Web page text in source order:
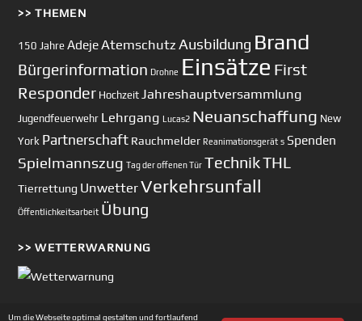
>> THEMEN
150 Jahre AdejeAtemschutz Ausbildung Brand
Bürgerinformation Drohne Einsätze First
Responder Hochzeit Jahreshauptversammlung
Jugendfeuerwehr Lehrgang Lucas2 Neuanschaffung New
York Partnerschaft Rauchmelder Reanimationsgerät s Spenden
Spielmannszug Tag der offenen Tür TechnikTHL
Tierrettung UnwetterVerkehrsunfall
Öffentlichkeitsarbeit Übung
>> WETTERWARNUNG
Um die Webseite optimal gestalten und fortlaufend